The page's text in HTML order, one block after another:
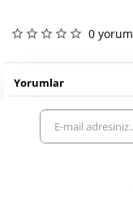
0 yorum
Yorumlar
E-
mail